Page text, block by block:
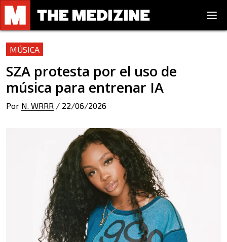
MÚSICA
SZA protesta por el uso de
música para entrenar IA
Por N. WRRR / 22/06/2026